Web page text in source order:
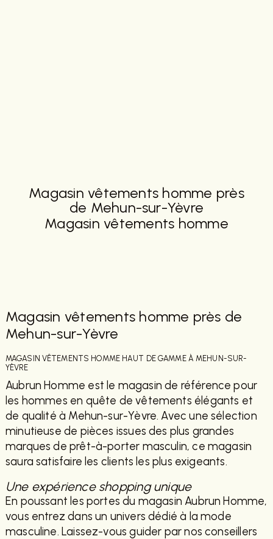
Magasin vêtements homme près
de Mehun-sur-Yèvre
Magasin vêtements homme
Magasin vêtements homme près de
Mehun-sur-Yèvre
MAGASIN VÊTEMENTS HOMME HAUT DE GAMME À MEHUN-SUR-
YÈVRE
Aubrun Homme est le magasin de référence pour
les hommes en quête de vêtements élégants et
de qualité à Mehun-sur-Yèvre. Avec une sélection
minutieuse de pièces issues des plus grandes
marques de prêt-à-porter masculin, ce magasin
saura satisfaire les clients les plus exigeants.
Une expérience shopping unique
En poussant les portes du magasin Aubrun Homme,
vous entrez dans un univers dédié à la mode
masculine. Laissez-vous guider par nos conseillers